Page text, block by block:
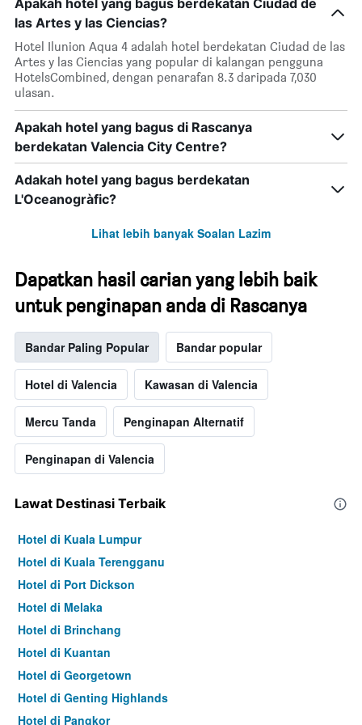
hari
dalam
seminggu.
Carta
mempunyai
1
paksi
Y
yang
memaparkan
harga
bilik
Apakah hotel yang bagus berdekatan Ciudad de
las Artes y las Ciencias?
Hotel Ilunion Aqua 4 adalah hotel berdekatan Ciudad de las
Artes y las Ciencias yang popular di kalangan pengguna
HotelsCombined, dengan penarafan 8.3 daripada 7,030
ulasan.
Apakah hotel yang bagus di Rascanya
berdekatan Valencia City Centre?
Adakah hotel yang bagus berdekatan
L'Oceanogràfic?
Lihat lebih banyak Soalan Lazim
Dapatkan hasil carian yang lebih baik
untuk penginapan anda di Rascanya
Bandar Paling Popular Bandar popular
Hotel di Valencia Kawasan di Valencia
Mercu Tanda Penginapan Alternatif
Penginapan di Valencia
Lawat Destinasi Terbaik
Hotel di Kuala Lumpur
Hotel di Kuala Terengganu
Hotel di Port Dickson
Hotel di Melaka
Hotel di Brinchang
Hotel di Kuantan
Hotel di Georgetown
Hotel di Genting Highlands
Hotel di Pangkor